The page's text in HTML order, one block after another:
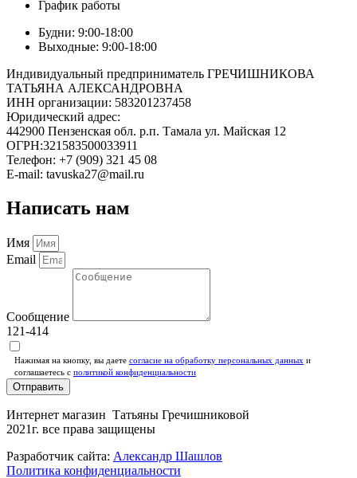
График работы
Будни: 9:00-18:00
Выходные: 9:00-18:00
Индивидуальный предприниматель ГРЕЧИШНИКОВА
ТАТЬЯНА АЛЕКСАНДРОВНА
ИНН организации: 583201237458
Юридический адрес:
442900 Пензенская обл. р.п. Тамала ул. Майская 12
ОГРН:321583500033911
Телефон: +7 (909) 321 45 08
E-mail: tavuska27@mail.ru
Написать нам
Имя
Email
Сообщение
121-414
Нажимая на кнопку, вы даете согласие на обработку персональных данных и
соглашаетесь c политикой конфиденциальности
Отправить
Интернет магазин Татьяны Гречишниковой
2021г. все права защищены
Разработчик сайта: Александр Шашлов
Политика конфиденциальности